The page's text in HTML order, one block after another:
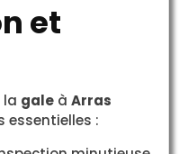
et
la gale àArras
essentielles :